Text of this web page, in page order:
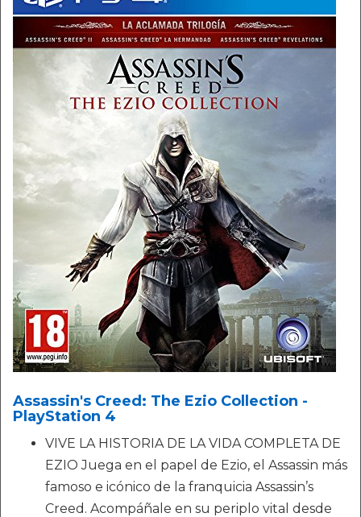
Assassin's Creed: The Ezio Collection -
PlayStation 4
VIVE LA HISTORIA DE LA VIDA COMPLETA DE
EZIO Juega en el papel de Ezio, el Assassin más
famoso e icónico de la franquicia Assassin’s
Creed. Acompáñale en su periplo vital desde